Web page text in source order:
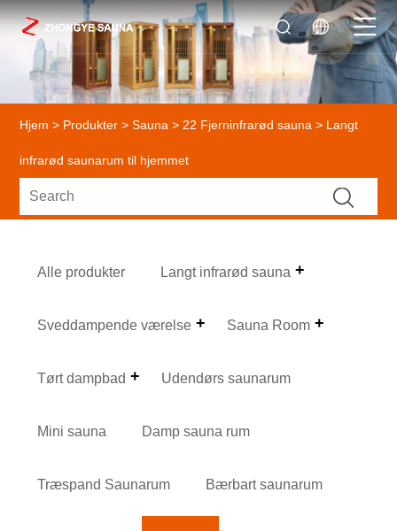
Hjem > Produkter >Sauna > 22 Fjerninfrarød sauna > Langt
infrarød saunarum til hjemmet
Alle produkter Langt infrarød sauna
Sveddampende værelse Sauna Room
Tørt dampbad Udendørs saunarum
Mini sauna Damp sauna rum
Træspand Saunarum Bærbart saunarum